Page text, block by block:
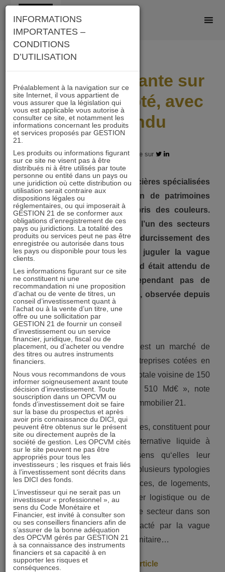
Skip
content
Décote persistante sur
l’immobilier coté, avec
Daniel Tondu
31.05.2026 - Partagez l'article sur
Les fonds investis dans les foncières spécialisées
dans la détention et la gestion de patrimoines
immobiliers ont récemment repris des couleurs.
Alors que l’immobilier coté est l’un des secteurs
qui avaient le plus souffert du durcissement des
politiques monétaires visant à juguler la vague
d’inflation post-Covid, ce rebond était attendu de
longue date. Il ne permet cependant pas de
combler la décote, conséquente, observée depuis
plusieurs années.
Thierry Bisaga
Le secteur de l’immobilier coté est un marché de
niche. « Il compte environ 70 entreprises cotées en
zone euro pour une capitalisation totale voisine de 150
Md€ et un patrimoine global de 510 Md€ », note
Daniel Tondu, le gérant du fonds Immobilier 21.
Ces entreprises, les foncières cotées, constituent pour
les investisseurs une parfaite alternative liquide à
l’immobilier non coté en ce sens qu‘elles leur
permettent de se positionner sur plusieurs typologies
d’actifs, qu‘il s’agisse de commerces, de logements,
de bureaux ou encore d’immobilier logistique ou de
santé. Au début de la décennie, le secteur dans son
ensemble a été lourdement impacté par la vague
d’inflation consécutive à la crise sanitaire…
> Lire la suite de l’article
INFORMATIONS
IMPORTANTES –
CONDITIONS
D’UTILISATION
Préalablement à la navigation sur ce
site Internet, il vous appartient de
vous assurer que la législation qui
vous est applicable vous autorise à
consulter ce site, et notamment les
informations concernant les produits
et services proposés par GESTION
21.
Les produits ou informations figurant
sur ce site ne visent pas à être
distribués ni à être utilisés par toute
personne ou entité dans un pays ou
une juridiction où cette distribution ou
utilisation serait contraire aux
dispositions légales ou
réglementaires, ou qui imposerait à
GESTION 21 de se conformer aux
obligations d’enregistrement de ces
pays ou juridictions. La totalité des
produits ou services peut ne pas être
enregistrée ou autorisée dans tous
les pays ou disponible pour tous les
clients.
Les informations figurant sur ce site
ne constituent ni une
recommandation ni une proposition
d’achat ou de vente de titres, un
conseil d’investissement quant à
l’achat ou à la vente d’un titre, une
offre ou une sollicitation par
GESTION 21 de fournir un conseil
d’investissement ou un service
financier, juridique, fiscal ou de
placement, ou d’acheter ou vendre
des titres ou autres instruments
financiers.
Nous vous recommandons de vous
informer soigneusement avant toute
décision d’investissement. Toute
souscription dans un OPCVM ou
fonds d’investissement doit se faire
sur la base du prospectus et après
avoir pris connaissance du DICI, qui
peuvent être obtenus sur le présent
site ou directement auprès de la
société de gestion. Les OPCVM cités
sur le site peuvent ne pas être
appropriés pour tous les
investisseurs ; les risques et frais liés
à l’investissement sont décrits dans
les DICI des fonds.
L’investisseur qui ne serait pas un
investisseur « professionnel », au
sens du Code Monétaire et
Financier, est invité à consulter son
ou ses conseillers financiers afin de
s’assurer de la bonne adéquation
des OPCVM gérés par GESTION 21
à sa connaissance des instruments
financiers et sa capacité à en
supporter les risques et
conséquences.